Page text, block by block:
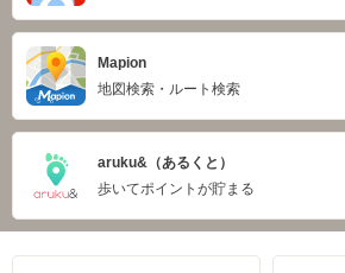
Mapion
地図検索・ルート検索
aruku&（あるくと）
歩いてポイントが貯まる